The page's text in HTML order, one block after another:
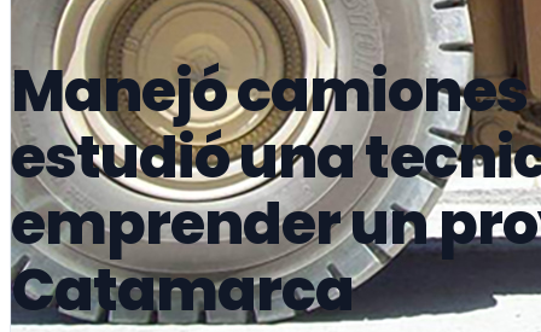
Manejó
estudió una
emprender un
Catamarca